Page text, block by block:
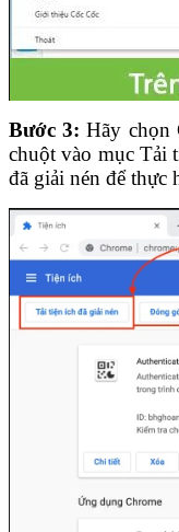
Bước 3:Hãy chọn
chuột vào mục Tải
đã giải nén để thực